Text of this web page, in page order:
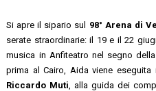
Si apre il sipario sul 98° Arena di
serate straordinarie: il 19 e il 22
musica in Anfiteatro nel segno
prima al Cairo, Aida viene
Riccardo Muti , alla guida dei